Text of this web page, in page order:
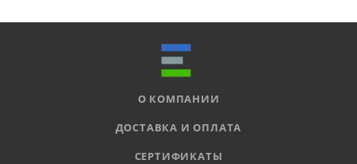
О КОМПАНИИ
ДОСТАВКА И ОПЛАТА
СЕРТИФИКАТЫ